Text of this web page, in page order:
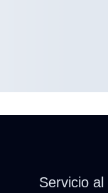
Servicio al